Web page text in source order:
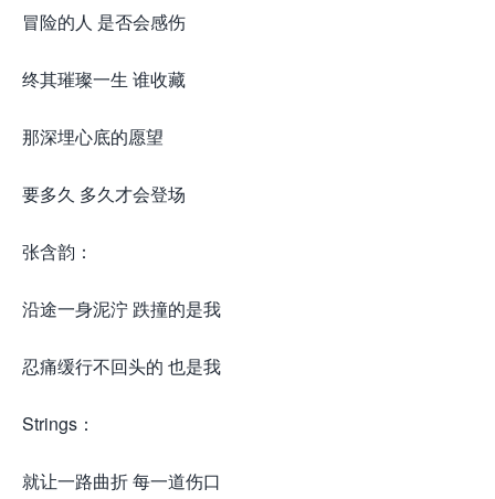
冒险的人 是否会感伤
终其璀璨一生 谁收藏
那深埋心底的愿望
要多久 多久才会登场
张含韵：
沿途一身泥泞 跌撞的是我
忍痛缓行不回头的 也是我
Strings：
就让一路曲折 每一道伤口